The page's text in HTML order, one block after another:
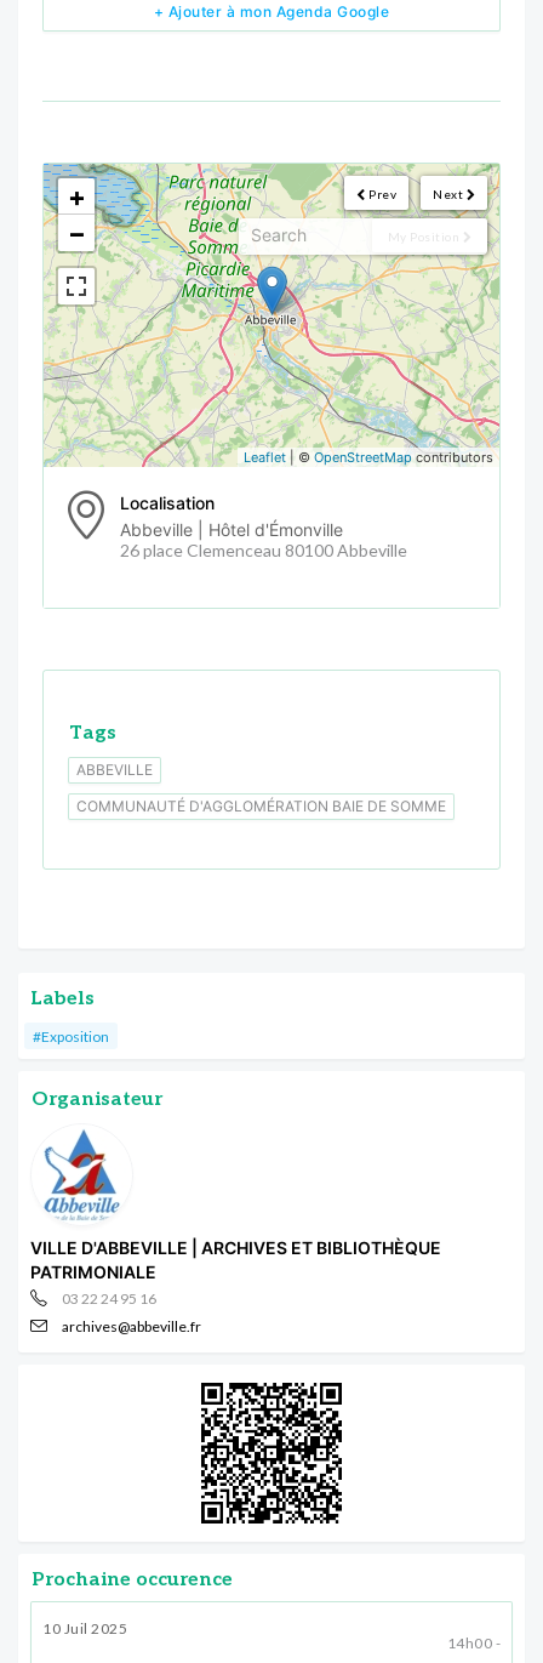
+ Ajouter à mon Agenda Google
Next
Prev
My Position
<!---->
+
−
Leaflet | © OpenStreetMap contributors
Localisation
Abbeville | Hôtel d'Émonville
26 place Clemenceau 80100 Abbeville
Tags
ABBEVILLE
COMMUNAUTÉ D'AGGLOMÉRATION BAIE DE SOMME
Labels
#Exposition
Organisateur
VILLE D'ABBEVILLE | ARCHIVES ET BIBLIOTHÈQUE
PATRIMONIALE
03 22 24 95 16
archives@abbeville.fr
Prochaine occurence
10 Juil 2025
14h00 -